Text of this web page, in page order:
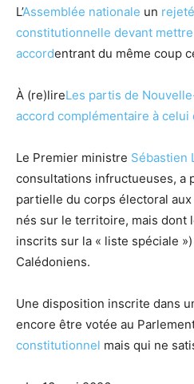
L’Assemblée nationale un
constitutionnelle devant
accordentrant du même coup
À (re)lireLes partis de
accord complémentaire à celui
Le Premier ministre Sébastien
consultations infructueuses, a
partielle du corps électoral
nés sur le territoire, mais dont
inscrits sur la « liste spéciale
Calédoniens.
Une disposition inscrite dans
encore être votée au
constitutionnel mais qui ne